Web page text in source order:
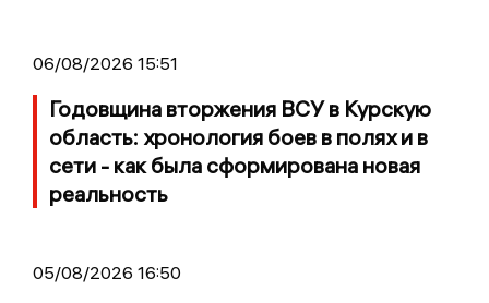
06/08/2026 15:51
Годовщина вторжения ВСУ в Курскую
область: хронология боев в полях и в
сети - как была сформирована новая
реальность
05/08/2026 16:50